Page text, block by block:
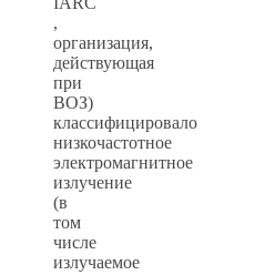
,
организация,
действующая
при
ВОЗ)
классифицировало
низкочастотное
электромагнитное
излучение
(в
том
числе
излучаемое